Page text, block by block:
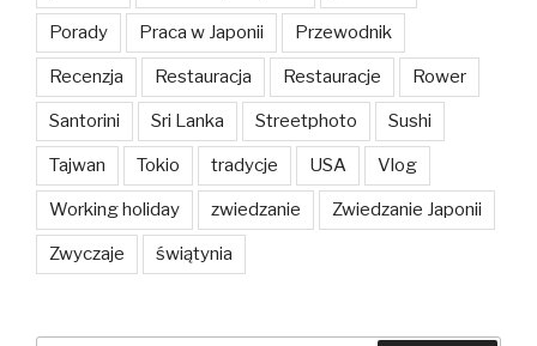
Porady Praca w Japonii Przewodnik
Recenzja Restauracja Restauracje Rower
Santorini Sri Lanka Streetphoto Sushi
Tajwan Tokio tradycje USA Vlog
Working holiday zwiedzanie Zwiedzanie Japonii
Zwyczaje świątynia